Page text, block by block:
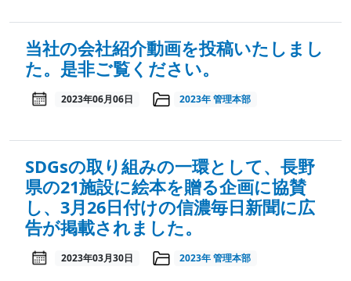
当社の会社紹介動画を投稿いたしまし
た。是非ご覧ください。
2023年06月06日 2023年管理本部
SDGsの取り組みの一環として、長野
県の21施設に絵本を贈る企画に協賛
し、3月26日付けの信濃毎日新聞に広
告が掲載されました。
2023年03月30日 2023年管理本部